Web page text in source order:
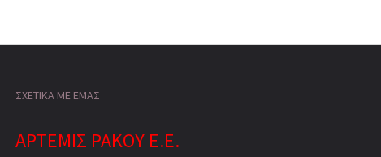
ΣΧΕΤΙΚΑ ΜΕ ΕΜΑΣ
ΑΡΤΕΜΙΣ ΡΑΚΟΥ Ε.Ε.